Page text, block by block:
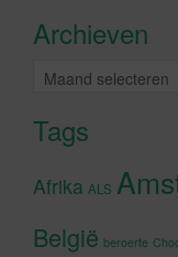
Archieven
Archieven
Tags
Afrika ALS
België beroerte